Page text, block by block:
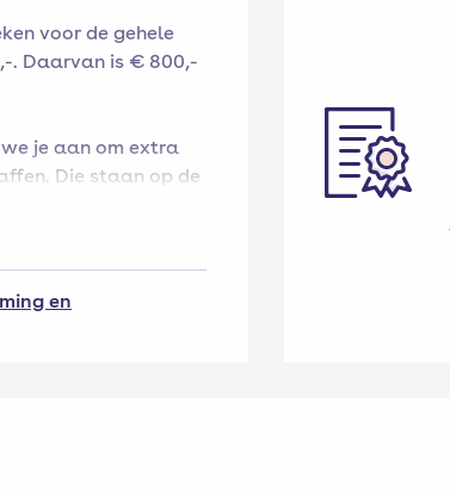
voor de gehele
. Daarvan is € 800,-
je aan om extra
Die staan op de
een kluis
en